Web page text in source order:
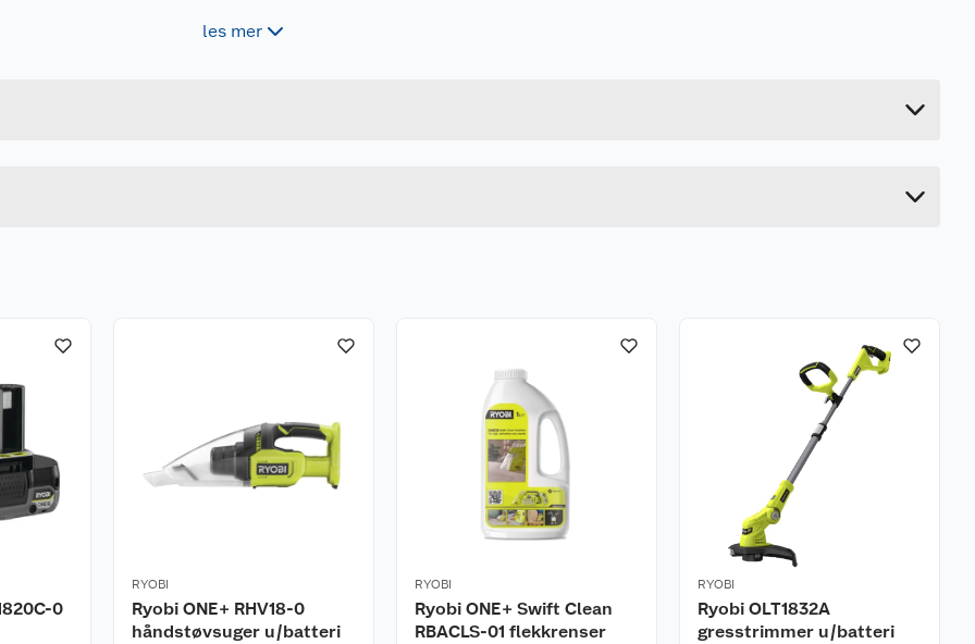
eller sag helt opp
(inkl. Starlock og
for hjem og
teknologi for
og vibrasjoner.
over gjenværende
les merForpakningsmål
0
RYOBI
Ryobi ONE+ RHV18-0
håndstøvsuger u/batteri
RYOBI
Ryobi ONE+ Swift Clean
RBACLS-01 flekkrenser
RYOBI
Ryobi OLT1832A
gresstrimmer u/batteri